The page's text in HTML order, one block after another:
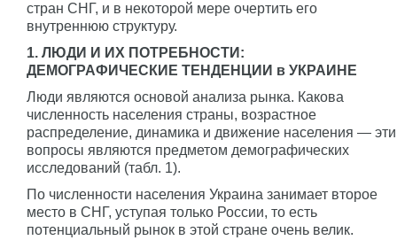
стран СНГ, и в некоторой мере очертить его
внутреннюю структуру.
1. ЛЮДИ И ИХ ПОТРЕБНОСТИ:
ДЕМОГРАФИЧЕСКИЕ ТЕНДЕНЦИИ в УКРАИНЕ
Люди являются основой анализа рынка. Какова
численность населения страны, возрастное
распределение, динамика и движение населения — эти
вопросы являются предметом демографических
исследований (табл. 1).
По численности населения Украина занимает второе
место в СНГ, уступая только России, то есть
потенциальный рынок в этой стране очень велик.